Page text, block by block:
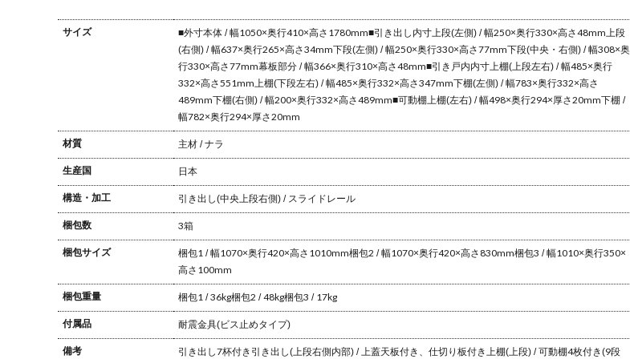
サイズ ■外寸本体 / 幅1050×奥行410×高さ1780mm■引き出し内寸上段(左側) / 幅250×奥行330×高さ48mm上段
(右側) / 幅637×奥行265×高さ34mm下段(左側) / 幅250×奥行330×高さ77mm下段(中央・右側) / 幅308×奥
行330×高さ77mm幕板部分 / 幅366×奥行310×高さ48mm■引き戸内内寸上棚(上段左右) / 幅485×奥行
332×高さ551mm上棚(下段左右) / 幅485×奥行332×高さ347mm下棚(左側) / 幅783×奥行332×高さ
489mm下棚(右側) / 幅200×奥行332×高さ489mm■可動棚上棚(左右) / 幅498×奥行294×厚さ20mm下棚 /
幅782×奥行294×厚さ20mm
材質 主材 / ナラ
生産国 日本
構造・加工 引き出し(中央上段右側) / スライドレール
梱包数 3箱
梱包サイズ 梱包1 / 幅1070×奥行420×高さ1010mm梱包2 / 幅1070×奥行420×高さ830mm梱包3 / 幅1010×奥行350×
高さ100mm
梱包重量 梱包1 / 36kg梱包2 / 48kg梱包3 / 17kg
付属品 耐震金具(ビス止めタイプ)
備考 引き出し7杯付き 引き出し(上段右側内部) / 上蓋天板付き、仕切り板付き上棚(上段) / 可動棚4枚付き(9段